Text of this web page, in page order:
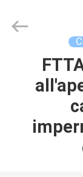
CASA
PRODOTTI
Blueto
Electronics&Communication